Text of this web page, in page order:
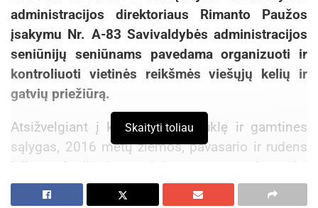
administracijos direktoriaus Rimanto Paužos
įsakymu Nr. A-83 Savivaldybės administracijos
seniūnijų seniūnams pavedama organizuoti ir
kontroliuoti vietinės reikšmės viešųjų kelių ir
gatvių priežiūrą.
Atsižvelgiant į kelių dangos būklę ir gamtines
sąlygas, 2016 metų žiemos, pavasario ir rudens
laikotarpiu riboti motorinių transporto priemonių,
jų junginių, traktorių, savaeigių mašinų ir kitų
Skaityti toliau